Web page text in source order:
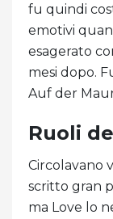
fu quindi
emotivi
esagerato
mesi dopo.
Auf der
Ruoli
Circolavano
scritto gran
ma Love lo